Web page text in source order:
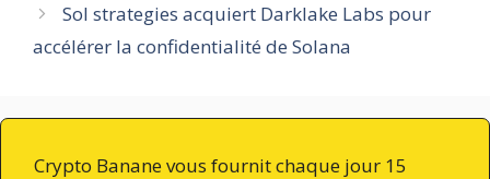
Sol strategies acquiert Darklake Labs pour
accélérer la confidentialité de Solana
Crypto Banane vous fournit chaque jour 15